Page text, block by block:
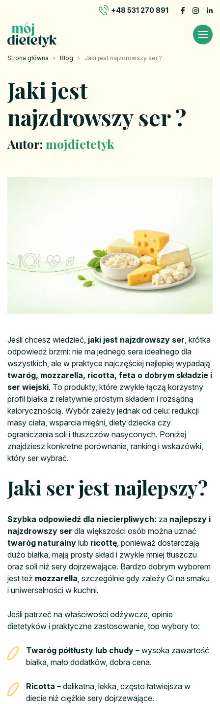
+48 531 270 891
Strona główna › Blog › Jaki jest najzdrowszy ser ?
Jaki jest
najzdrowszy ser ?
Autor: mojdietetyk
Jeśli chcesz wiedzieć, jaki jest najzdrowszy ser, krótka
odpowiedź brzmi: nie ma jednego sera idealnego dla
wszystkich, ale w praktyce najczęściej najlepiej wypadają
twaróg, mozzarella, ricotta, feta o dobrym składzie i
ser wiejski. To produkty, które zwykle łączą korzystny
profil białka z relatywnie prostym składem i rozsądną
kalorycznością. Wybór zależy jednak od celu: redukcji
masy ciała, wsparcia mięśni, diety dziecka czy
ograniczania soli i tłuszczów nasyconych. Poniżej
znajdziesz konkretne porównanie, ranking i wskazówki,
który ser wybrać.
Jaki ser jest najlepszy?
Szybka odpowiedź dla niecierpliwych: za najlepszy i
najzdrowszy ser dla większości osób można uznać
twaróg naturalny lub ricottę, ponieważ dostarczają
dużo białka, mają prosty skład i zwykle mniej tłuszczu
oraz soli niż sery dojrzewające. Bardzo dobrym wyborem
jest też mozzarella, szczególnie gdy zależy Ci na smaku
i uniwersalności w kuchni.
Jeśli patrzeć na właściwości odżywcze, opinie
dietetyków i praktyczne zastosowanie, top wybory to:
Twaróg półtłusty lub chudy – wysoka zawartość
białka, mało dodatków, dobra cena.
Ricotta – delikatna, lekka, często łatwiejsza w
diecie niż ciężkie sery dojrzewające.